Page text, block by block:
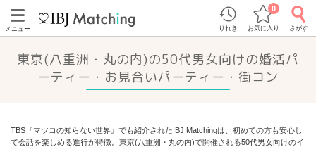
メニュー りれき お気に入り
0
さがす
東京(八重洲・丸の内)の50代男女向けの婚活パ
ーティー・お見合いパーティー・街コン
TBS『マツコの知らない世界』でも紹介されたIBJ Matchingは、初めての方も安心し
て会話を楽しめる進行が特徴。東京(八重洲・丸の内)で開催される50代男女向けのイ